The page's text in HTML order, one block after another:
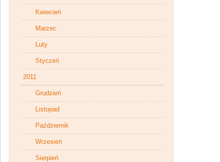
Kwiecień
Marzec
Luty
Styczeń
2011
Grudzień
Listopad
Październik
Wrzesień
Sierpień